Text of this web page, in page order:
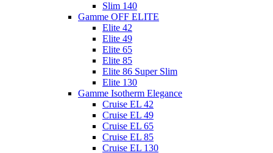
Slim 140
Gamme OFF ELITE
Elite 42
Elite 49
Elite 65
Elite 85
Elite 86 Super Slim
Elite 130
Gamme Isotherm Elegance
Cruise EL 42
Cruise EL 49
Cruise EL 65
Cruise EL 85
Cruise EL 130